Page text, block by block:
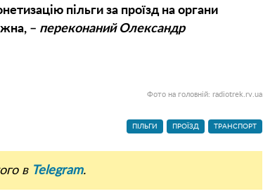
пільги за проїзд на органи
– переконаний Олександр
Фото на головній: radiotrek.rv.ua
ПІЛЬГИ ПРОЇЗД ТРАНСПОРТ
в Telegram.